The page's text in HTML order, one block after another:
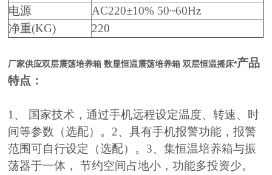
电源
AC220±10% 50~60Hz
净重(KG)
220
厂家供应双层震荡培养箱 数显恒温震荡培养箱 双层恒温摇床*产品
特点：
1、 国家技术，通过手机远程设定温度、转速、时
间等参数（选配）。2、具有手机报警功能，报警
范围可自行设定（选配）。3、集恒温培养箱与振
荡器于一体， 节约空间占地小，功能多投资少。